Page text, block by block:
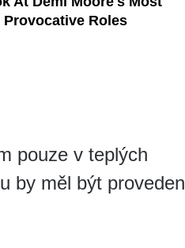
pouze v teplých
by měl být proveden